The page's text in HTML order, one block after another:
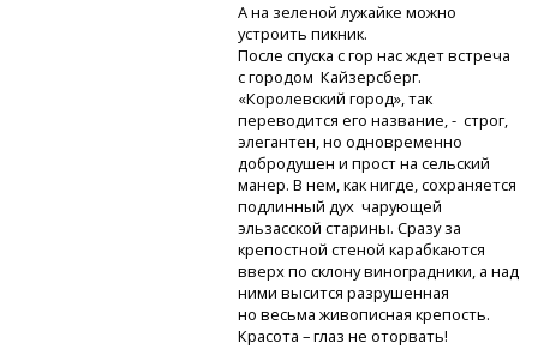
А на зеленой лужайке можно
устроить пикник.
После спуска с гор нас ждет встреча
с городом Кайзерсберг.
«Королевский город», так
переводится его название, - строг,
элегантен, но одновременно
добродушен и прост на сельский
манер. В нем, как нигде, сохраняется
подлинный дух чарующей
эльзасской старины. Сразу за
крепостной стеной карабкаются
вверх по склону виноградники, а над
ними высится разрушенная
но весьма живописная крепость.
Красота – глаз не оторвать!